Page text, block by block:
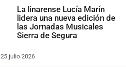
La linarense Lucía Marín
lidera una nueva edición de
las Jornadas Musicales
Sierra de Segura
25 julio 2026